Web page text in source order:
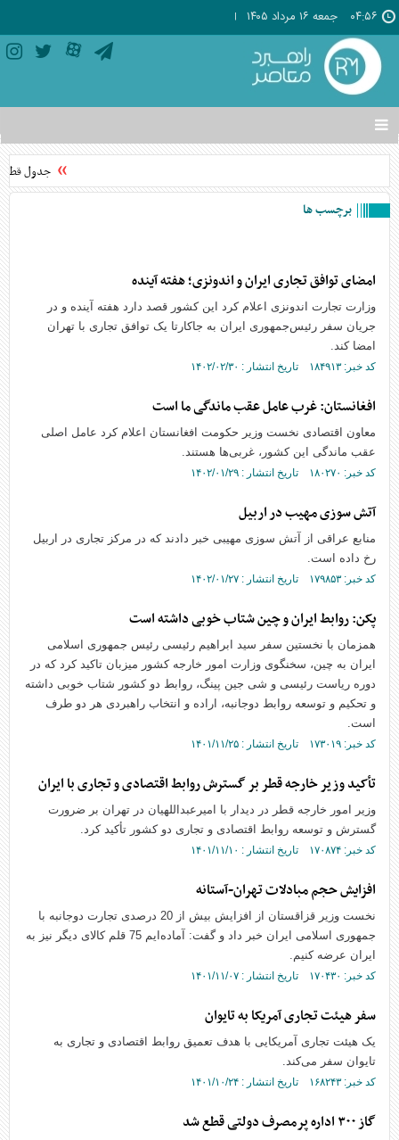
۰۴:۵۶ جمعه ۱۶ مرداد ۱۴۰۵
تغییر
وضعیت
منوی
ها
جدول قطعی برق
برچسب ها
امضای توافق تجاری ایران و اندونزی؛ هفته آینده
وزارت تجارت اندونزی اعلام کرد این کشور قصد دارد هفته آینده و در
جریان سفر رئیس‌جمهوری ایران به جاکارتا یک توافق تجاری با تهران
امضا کند.
کد خبر: ۱۸۴۹۱۳ تاریخ انتشار : ۱۴۰۲/۰۲/۳۰
افغانستان: غرب عامل عقب ماندگی ما است
معاون اقتصادی نخست وزیر حکومت افغانستان اعلام کرد عامل اصلی
عقب ماندگی این کشور، غربی‌ها هستند.
کد خبر: ۱۸۰۲۷۰ تاریخ انتشار : ۱۴۰۲/۰۱/۲۹
آتش سوزی مهیب در اربیل
منابع عراقی از آتش سوزی مهیبی خبر دادند که در مرکز تجاری در اربیل
رخ داده است.
کد خبر: ۱۷۹۸۵۳ تاریخ انتشار : ۱۴۰۲/۰۱/۲۷
پکن: روابط ایران و چین شتاب خوبی داشته است
همزمان با نخستین سفر سید ابراهیم رئیسی رئیس جمهوری اسلامی
ایران به چین، سخنگوی وزارت امور خارجه کشور میزبان تاکید کرد که در
دوره ریاست رئیسی و شی جین پینگ، روابط دو کشور شتاب خوبی داشته
و تحکیم و توسعه روابط دوجانبه، اراده و انتخاب راهبردی هر دو طرف
است.
کد خبر: ۱۷۳۰۱۹ تاریخ انتشار : ۱۴۰۱/۱۱/۲۵
تأکید وزیر خارجه قطر بر گسترش روابط اقتصادی و تجاری با ایران
وزیر امور خارجه قطر در دیدار با امیرعبداللهیان در تهران بر ضرورت
گسترش و توسعه روابط اقتصادی و تجاری دو کشور تأکید کرد.
کد خبر: ۱۷۰۸۷۴ تاریخ انتشار : ۱۴۰۱/۱۱/۱۰
افزایش حجم مبادلات تهران-آستانه
نخست وزیر قزاقستان از افزایش بیش از 20 درصدی تجارت دوجانبه با
جمهوری اسلامی ایران خبر داد و گفت: آماده‌ایم 75 قلم کالای دیگر نیز به
ایران عرضه کنیم.
کد خبر: ۱۷۰۴۳۰ تاریخ انتشار : ۱۴۰۱/۱۱/۰۷
سفر هیئت تجاری آمریکا به تایوان
یک هیئت تجاری آمریکایی با هدف تعمیق روابط اقتصادی و تجاری به
تایوان سفر می‌کند.
کد خبر: ۱۶۸۲۴۳ تاریخ انتشار : ۱۴۰۱/۱۰/۲۴
گاز ۳۰۰ اداره پرمصرف دولتی قطع شد